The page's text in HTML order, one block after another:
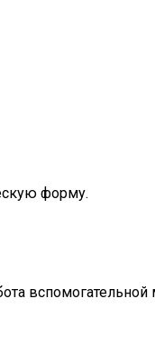
форму.